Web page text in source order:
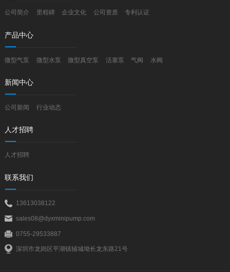
公司简介 里程碑 企业文化 公司资质 专利认证
产品中心
微型气泵 微型水泵 微型真空泵 活塞泵 气阀 水阀
新闻中心
公司新闻 行业动态
人才招聘
人才招聘
联系我们
13613038122
sales08@dyxminipump.com
0755-29533887
深圳市龙岗区平湖镇辅城坳长龙东路21号